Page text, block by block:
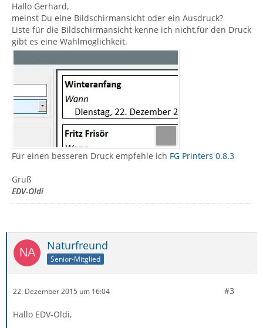
Hallo Gerhard,
meinst Du eine Bildschirmansicht oder ein Ausdruck?
Liste für die Bildschirmansicht kenne ich nicht,für den Druck
gibt es eine Wahlmöglichkeit.
Für einen besseren Druck empfehle ich FG Printers 0.8.3
Gruß
EDV-Oldi
Naturfreund
Senior-Mitglied
22. Dezember 2015 um 16:04 #3
Hallo EDV-Oldi,